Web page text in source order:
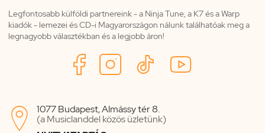
Legfontosabb külföldi partnereink - a Ninja Tune, a K7 és a Warp
kiadók - lemezei és CD-i Magyarországon nálunk találhatóak meg a
legnagyobb választékban és a legjobb áron!

1077 Budapest, Almássy tér 8.
(a Musiclanddel közös üzletünk)